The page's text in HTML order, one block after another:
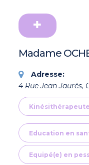
Madame
Adresse:
4 Rue Jean Jaurès,
Kinésithérapeute
Education en
Equipé(e) en